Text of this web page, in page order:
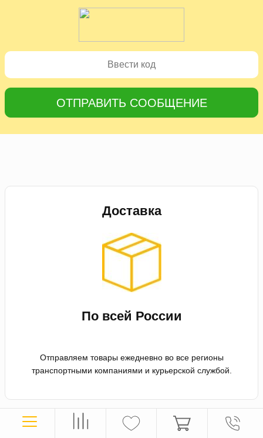
ОТПРАВИТЬ СООБЩЕНИЕ
Доставка
По всей России
Отправляем товары ежедневно во все регионы
транспортными компаниями и курьерской службой.
Оплата